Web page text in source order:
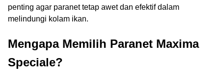
penting agar paranet tetap awet dan efektif dalam
melindungi kolam ikan.
Mengapa Memilih Paranet Maxima
Speciale?